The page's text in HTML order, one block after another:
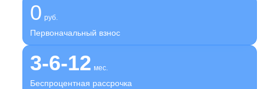
0 руб.
Первоначальный взнос
3-6-12 мес.
Беспроцентная рассрочка